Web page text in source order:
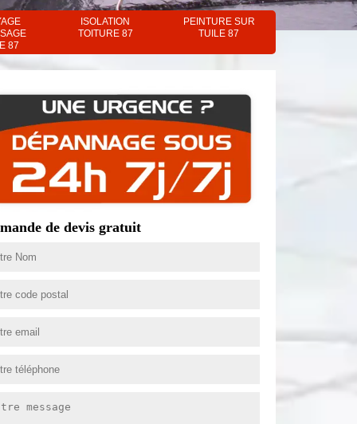
87
ISOLATION
TOITURE 87
PEINTURE SUR
TUILE 87
de devis gratuit